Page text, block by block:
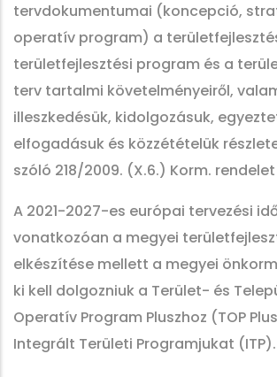
tervdokumentumai (koncepció,
operatív program) a
területfejlesztési program és a
terv tartalmi követelményeiről,
illeszkedésük, kidolgozásuk,
elfogadásuk és közzétételük
szóló 218/2009. (X.6.) Korm.
A 2021-2027-es európai tervezési
vonatkozóan a megyei
elkészítése mellett a megyei
ki kell dolgozniuk a Terület- és
Operatív Program Pluszhoz (TOP
Integrált Területi Programjukat (ITP).